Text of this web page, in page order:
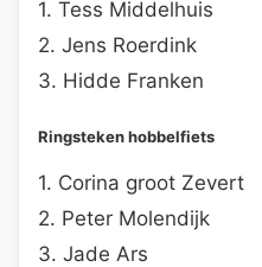
1. Tess Middelhuis
2. Jens Roerdink
3. Hidde Franken
Ringsteken hobbelfiets
1. Corina groot Zevert
2. Peter Molendijk
3. Jade Ars